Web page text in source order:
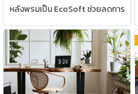
หลังพรมเป็น EcoSoft ช่วยลดการ
อับชื้น สามารถปูได้ทุกสถานที่ เช่น
บ้าน สำนักงาน คอนโด ห้องทำงาน
ห้องประชุม ดูแลรักษาง่าย
พรมCarpetsinter